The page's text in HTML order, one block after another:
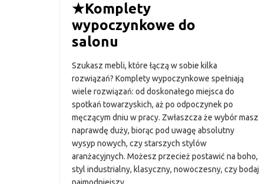
★Komplety
wypoczynkowe do
salonu
Szukasz mebli, które łączą w sobie kilka
rozwiązań? Komplety wypoczynkowe spełniają
wiele rozwiązań: od doskonałego miejsca do
spotkań towarzyskich, aż po odpoczynek po
męczącym dniu w pracy. Zwłaszcza że wybór masz
naprawdę duży, biorąc pod uwagę absolutny
wysyp nowych, czy starszych stylów
aranżacyjnych. Możesz przecież postawić na boho,
styl industrialny, klasyczny, nowoczesny, czy bodaj